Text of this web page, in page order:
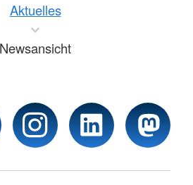
Aktuelles
Newsansicht